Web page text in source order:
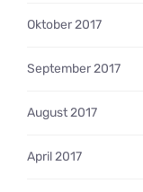
Oktober 2017
September 2017
August 2017
April 2017